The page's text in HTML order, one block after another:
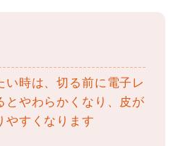
い時は、切る前に電子レ
とやわらかくなり、皮が
やすくなります